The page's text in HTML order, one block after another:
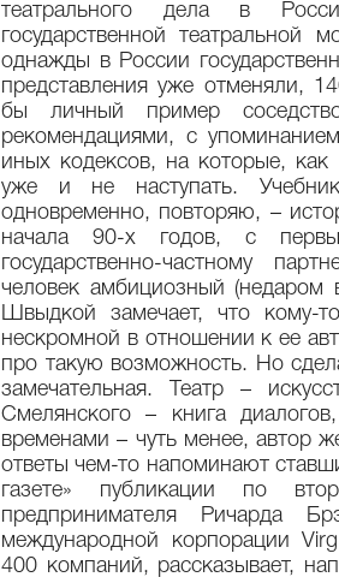
театрального дела в
государственной театральной
однажды в России
представления уже отменяли,
бы личный пример
рекомендациями, с
иных кодексов, на которые,
уже и не наступать.
одновременно, повторяю, –
начала 90-х годов, с
государственно-частному
человек амбициозный
Швыдкой замечает, что кому-
нескромной в отношении к ее
про такую возможность. Но
замечательная. Театр –
Смелянского – книга
временами – чуть менее, автор
ответы чем-то напоминают
газете» публикации по
предпринимателя Ричарда
международной корпорации
400 компаний, рассказывает,